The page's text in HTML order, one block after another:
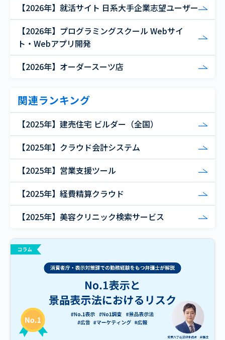
【2026年】就活サイト 日系大手企業志望ユーザー
【2026年】プログラミングスクール Webサイ
ト・Webアプリ開発
【2026年】オーダースーツ店
関連ランキング
【2025年】建売住宅 ビルダー（全国）
【2025年】クラウド会計システム
【2025年】営業支援ツール
【2025年】経費精算クラウド
【2025年】美容クリニック検索サービス